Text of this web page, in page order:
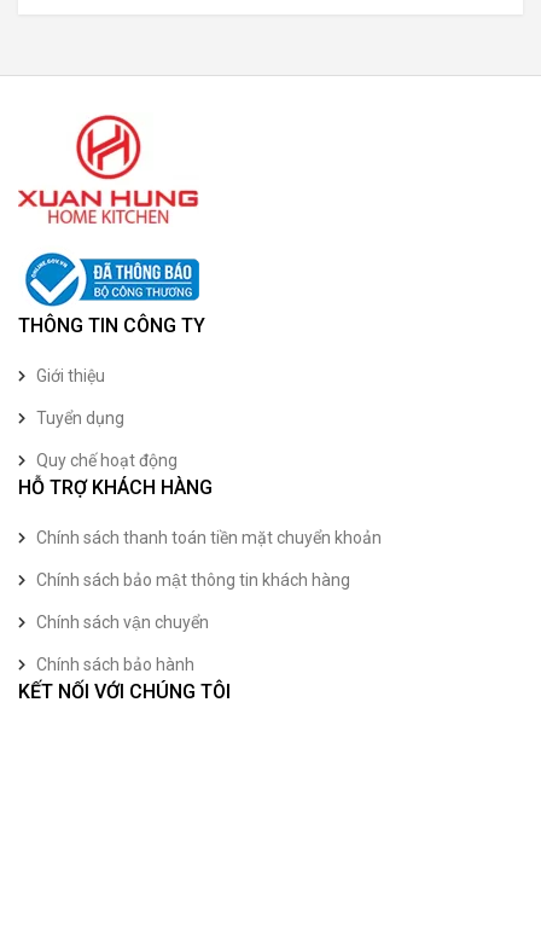
THÔNG TIN CÔNG TY
Giới thiệu
Tuyển dụng
Quy chế hoạt động
HỖ TRỢ KHÁCH HÀNG
Chính sách thanh toán tiền mặt chuyển khoản
Chính sách bảo mật thông tin khách hàng
Chính sách vận chuyển
Chính sách bảo hành
KẾT NỐI VỚI CHÚNG TÔI